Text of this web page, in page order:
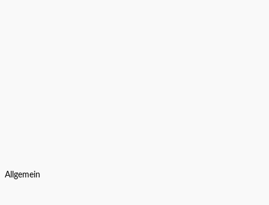
Allgemein